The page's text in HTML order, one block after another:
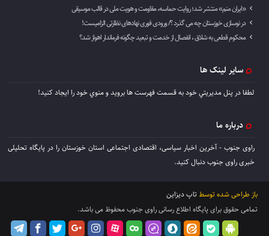
«ایران منم» منتشر شد؛ روایت حماسه، مقاومت و هویت ملی در قالب موسیقی
در نوسازی خوزستان چه می گذرد ؟/ ورودی فوری نهادهای نظارتی الزامیست!
محکوم قطعی به شلاق ، انفصال از خدمت و تبعید چگونه فرماندار اهواز شد؟
سایر لینک ها
لطفا در پنل مديريتي خود به قسمت فهرست ها برويد و منوي خود را ايجاد كنيد!
درباره ما
راوی جنوب - آخرین اخبار سیاسی، اقتصادی اجتماعی استان خوزستان را در پایگاه تحلیلی
خبری راوی جنوب دنبال کنید.
باز طراحی شده توسط تاپ دیزاین
تمامی حقوق برای پایگاه اطلاع رسانی راوی جنوب محفوظ می باشد.